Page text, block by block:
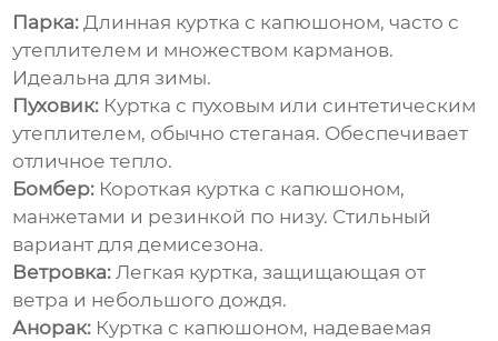
Парка: Длинная куртка с капюшоном, часто с
утеплителем и множеством карманов.
Идеальна для зимы.
Пуховик: Куртка с пуховым или синтетическим
утеплителем, обычно стеганая. Обеспечивает
отличное тепло.
Бомбер: Короткая куртка с капюшоном,
манжетами и резинкой по низу. Стильный
вариант для демисезона.
Ветровка: Легкая куртка, защищающая от
ветра и небольшого дождя.
Анорак: Куртка с капюшоном, надеваемая